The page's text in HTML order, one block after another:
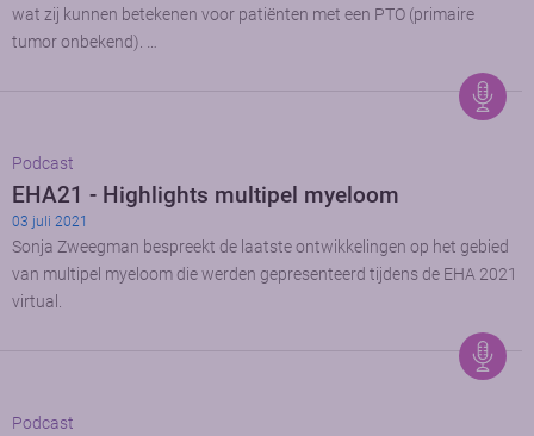
wat zij kunnen betekenen voor patiënten met een PTO (primaire
tumor onbekend). …
Podcast
EHA21 - Highlights multipel myeloom
03 juli 2021
Sonja Zweegman bespreekt de laatste ontwikkelingen op het gebied
van multipel myeloom die werden gepresenteerd tijdens de EHA 2021
virtual.
Podcast